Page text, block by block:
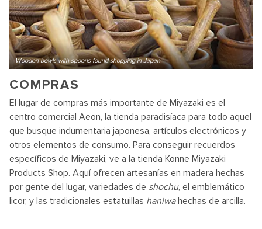
Wooden bowls with spoons found shopping in Japan
COMPRAS
El lugar de compras más importante de Miyazaki es el
centro comercial Aeon, la tienda paradisíaca para todo aquel
que busque indumentaria japonesa, artículos electrónicos y
otros elementos de consumo. Para conseguir recuerdos
específicos de Miyazaki, ve a la tienda Konne Miyazaki
Products Shop. Aquí ofrecen artesanías en madera hechas
por gente del lugar, variedades de shochu, el emblemático
licor, y las tradicionales estatuillas haniwahechas de arcilla.